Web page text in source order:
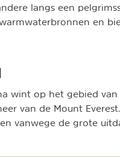
langs een
en
wint op het gebied
van de Mount
vanwege de grote